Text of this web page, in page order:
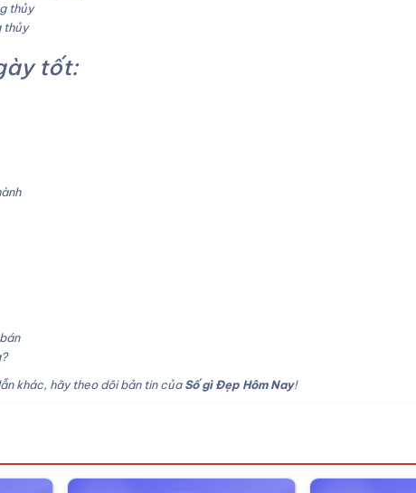
thủy
thủy
tốt:
khác, hãy theo dõi bản tin củaSố gì Đẹp Hôm Nay!